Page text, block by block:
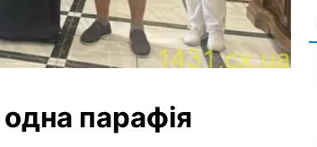
парафія